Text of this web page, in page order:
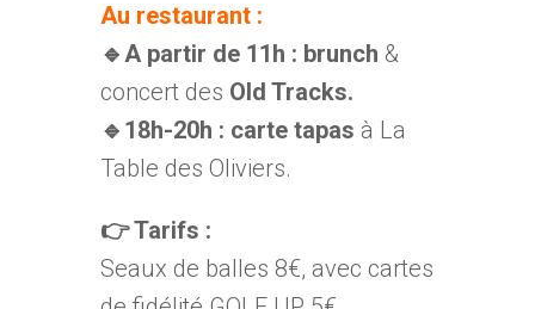
Au restaurant :
🔹A partir de 11h : brunch &
concert des Old Tracks.
🔹18h-20h : carte tapas à La
Table des Oliviers.
👉Tarifs :
Seaux de balles 8€, avec cartes